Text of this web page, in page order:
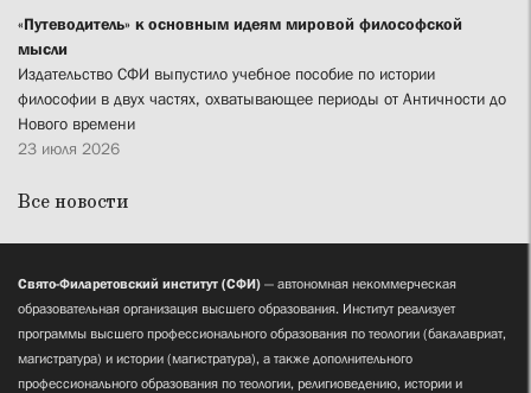
«Путеводитель» к основным идеям мировой философской
мысли
Издательство СФИ выпустило учебное пособие по истории
философии в двух частях, охватывающее периоды от Античности до
Нового времени
23 июля 2026
Все новости
Свято-Филаретовский институт (СФИ) — автономная некоммерческая
образовательная организация высшего образования. Институт реализует
программы высшего профессионального образования по теологии (бакалавриат,
магистратура) и истории (магистратура), а также дополнительного
профессионального образования по теологии, религиоведению, истории и